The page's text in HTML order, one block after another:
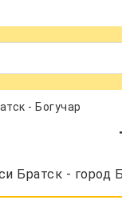
- Богучар
Братск - город